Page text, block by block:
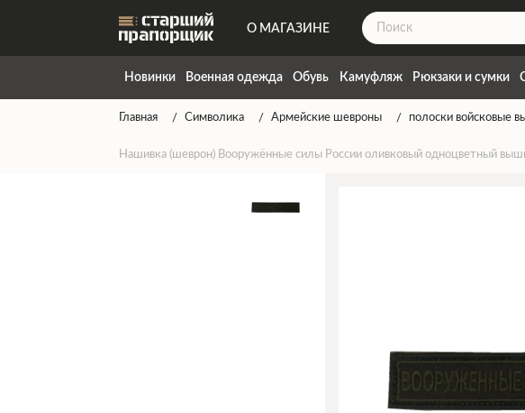
О МАГАЗИНЕ
ДОСТАВКА
КОНТАКТЫ
НАПИСАТЬ НАМ
Новинки Военная одежда Обувь Камуфляж Рюкзаки и сумки
Главная Символика Армейские шевроны полоски войсковые
Нашивка (шеврон) Вооружённые силы России оливковый одноцветный